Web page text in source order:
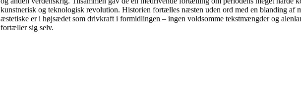
kunstnerisk og teknologisk revolution. Historien fortælles næsten uden ord med en blanding
æstetiske er i højsædet som drivkraft i formidlingen – ingen voldsomme tekstmængder og
fortæller sig selv.